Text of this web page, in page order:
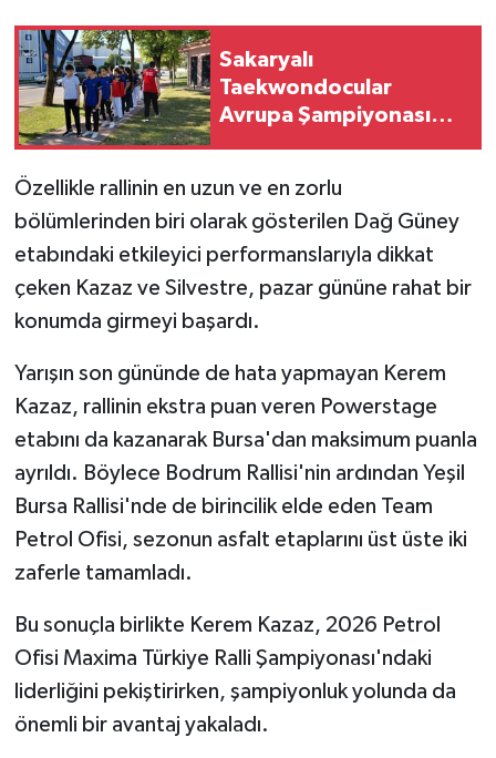
Sakaryalı
Taekwondocular
Avrupa Şampiyonası
Özellikle rallinin en uzun ve en zorlu
bölümlerinden biri olarak gösterilen Dağ Güney
etabındaki etkileyici performanslarıyla dikkat
çeken Kazaz ve Silvestre, pazar gününe rahat bir
konumda girmeyi başardı.
Yarışın son gününde de hata yapmayan Kerem
Kazaz, rallinin ekstra puan veren Powerstage
etabını da kazanarak Bursa'dan maksimum puanla
ayrıldı. Böylece Bodrum Rallisi'nin ardından Yeşil
Bursa Rallisi'nde de birincilik elde eden Team
Petrol Ofisi, sezonun asfalt etaplarını üst üste iki
zaferle tamamladı.
Bu sonuçla birlikte Kerem Kazaz, 2026 Petrol
Ofisi Maxima Türkiye Ralli Şampiyonası'ndaki
liderliğini pekiştirirken, şampiyonluk yolunda da
önemli bir avantaj yakaladı.